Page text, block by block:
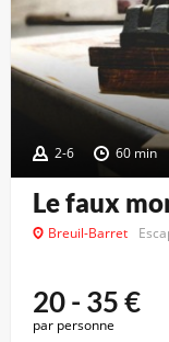
2-6 60 min
Le faux
Breuil-Barret
20 - 35€
par personne